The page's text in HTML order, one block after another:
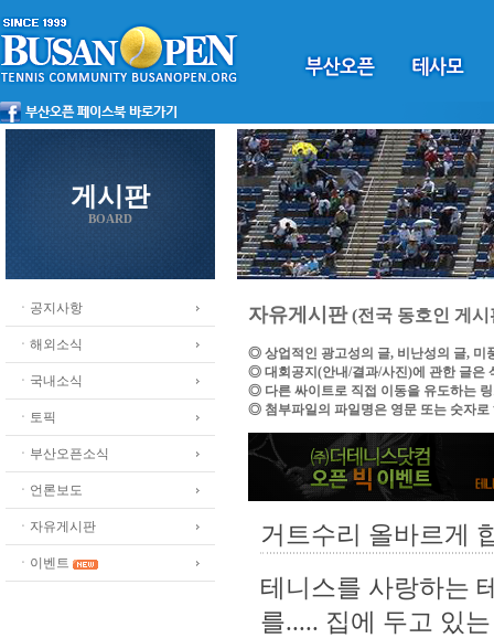
게시판
BOARD
ㆍ공지사항
ㆍ해외소식
ㆍ국내소식
ㆍ토픽
ㆍ부산오픈소식
ㆍ언론보도
ㆍ자유게시판
ㆍ이벤트
자유게시판(전국 동호인 게시
◎ 상업적인 광고성의 글, 비난성의 글, 미
◎ 대회공지(안내/결과/사진)에 관한 글은
◎ 다른 싸이트로 직접 이동을 유도하는
◎ 첨부파일의 파일명은 영문 또는 숫자로
거트수리 올바르게
테니스를 사랑하는
를..... 집에 두고 있